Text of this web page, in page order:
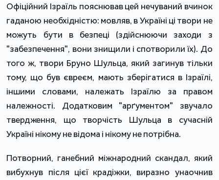
Офіційний Ізраїль пояснював цей нечуваний вчинок
гаданою необхідністю: мовляв, в Україні ці твори не
можуть бути в безпеці (здійснюючи заходи з
"забезпечення", вони знищили і спотворили їх). До
того ж, твори Бруно Шульца, який загинув тільки
тому, що був євреєм, мають зберігатися в Ізраїлі,
іншими словами, належать Ізраїлю за правом
належності. Додатковим "арґументом" звучало
твердження, що творчість Шульца в сучасній
Україні нікому не відома і нікому не потрібна.
Потворний, ганебний міжнародний скандал, який
вибухнув після цієї крадіжки, виразно унаочнив